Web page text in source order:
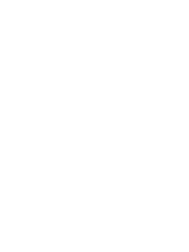
VENIX PRO